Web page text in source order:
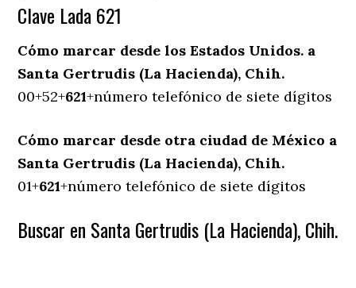
Clave Lada 621
Cómo marcar desde los Estados Unidos. a
Santa Gertrudis (La Hacienda), Chih.
00+52+621+número telefónico de siete dígitos
Cómo marcar desde otra ciudad de México a
Santa Gertrudis (La Hacienda), Chih.
01+621+número telefónico de siete dígitos
Buscar en Santa Gertrudis (La Hacienda), Chih.